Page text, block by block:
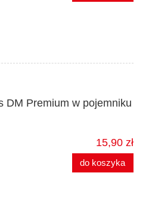
DM Premium w pojemniku
15,90 zł
do koszyka